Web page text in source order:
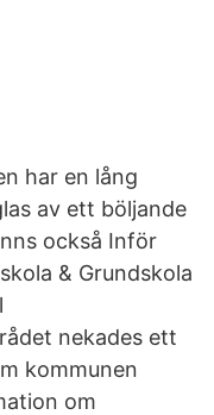
har en lång
av ett böljande
också Inför
& Grundskola
nekades ett
kommunen
om